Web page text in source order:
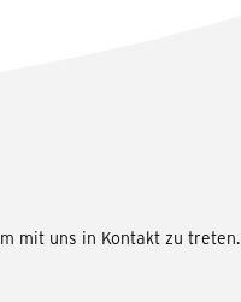
mit uns in Kontakt zu treten.